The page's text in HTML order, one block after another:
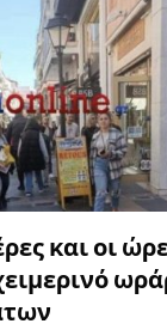
και οι